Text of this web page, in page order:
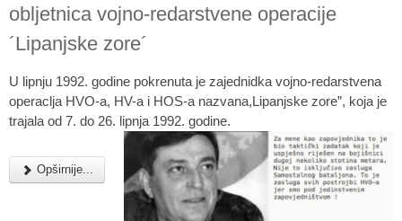
obljetnica vojno-redarstvene operacije
´Lipanjske zore´
U lipnju 1992. godine pokrenuta je zajednidka vojno-redarstvena
operaclja HVO-a, HV-a i HOS-a nazvana,Lipanjske zore”, koja je
trajala od 7. do 26. lipnja 1992. godine.
Opširnije...